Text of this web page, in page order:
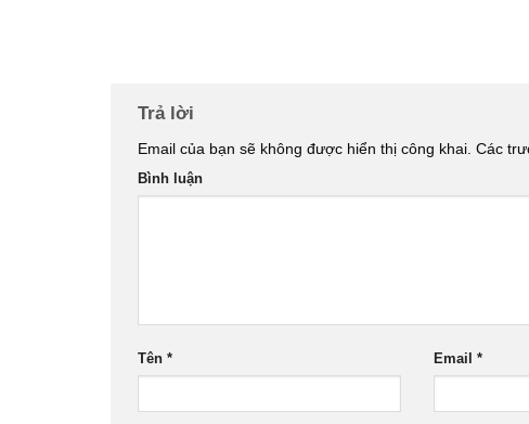
Trả lời
Email của bạn sẽ không được hiển thị công khai. Các
Bình luận
Tên * Email*